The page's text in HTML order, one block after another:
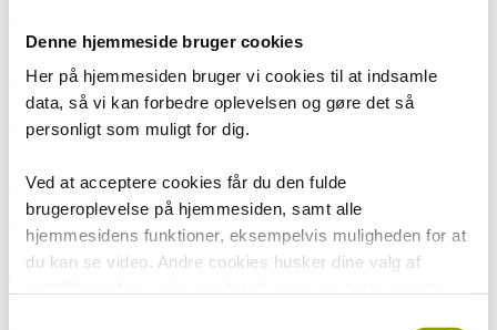
Denne hjemmeside bruger cookies
Her på hjemmesiden bruger vi cookies til at indsamle
data, så vi kan forbedre oplevelsen og gøre det så
personligt som muligt for dig.
Ved at acceptere cookies får du den fulde
brugeroplevelse på hjemmesiden, samt alle
hjemmesidens funktioner, eksempelvis muligheden for at
du kan se video. Andre cookies husker dine valg af
Briller og kontaktlinser
Læs mere
Synsfeltscreening
Læs mere